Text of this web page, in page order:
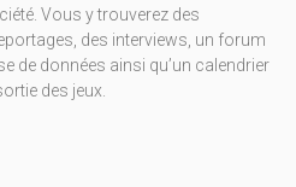
Vous y trouverez des
des interviews, un forum
de données ainsi qu’un calendrier
des jeux.